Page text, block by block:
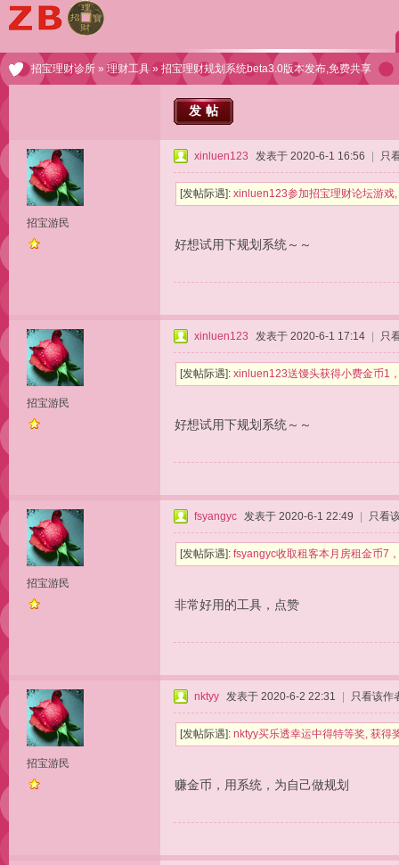
招宝理财诊所 »理财工具 » 招宝理财规划系统beta3.0版本发布,免费共享
发帖
招宝游民
xinluen123 发表于 2020-6-1 16:56 只
[发帖际遇]: xinluen123参加招宝理财论坛游戏
好想试用下规划系统～～
招宝游民
xinluen123 发表于 2020-6-1 17:14 只
[发帖际遇]: xinluen123送馒头获得小费金币1
好想试用下规划系统～～
招宝游民
fsyangyc 发表于 2020-6-1 22:49 只看
[发帖际遇]: fsyangyc收取租客本月房租金币7
非常好用的工具，点赞
招宝游民
nktyy 发表于 2020-6-2 22:31 只看该作
[发帖际遇]: nktyy买乐透幸运中得特等奖, 获得
赚金币，用系统，为自己做规划